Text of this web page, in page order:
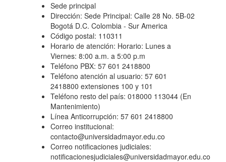
Sede principal
Dirección: Sede Principal: Calle 28 No. 5B-02
Bogotá D.C. Colombia - Sur America
Código postal: 110311
Horario de atención: Horario: Lunes a
Viernes: 8:00 a.m. a 5:00 p.m
Teléfono PBX: 57 601 2418800
Teléfono atención al usuario: 57 601
2418800 extensiones 100 y 101
Teléfono resto del país: 018000 113044 (En
Mantenimiento)
Línea Anticorrupción: 57 601 2418800
Correo institucional:
contacto@universidadmayor.edu.co
Correo notificaciones judiciales:
notificacionesjudiciales@universidadmayor.edu.co